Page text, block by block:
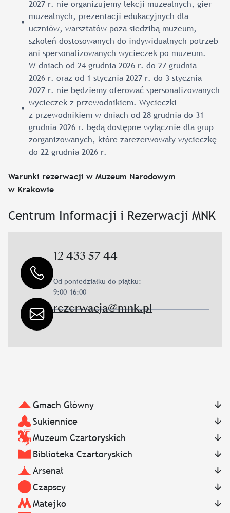
2027 r. nie organizujemy lekcji muzealnych, gier
muzealnych, prezentacji edukacyjnych dla
uczniów, warsztatów poza siedzibą muzeum,
szkoleń dostosowanych do indywidualnych potrzeb
ani spersonalizowanych wycieczek po muzeum.
W dniach od 24 grudnia 2026 r. do 27 grudnia
2026 r. oraz od 1 stycznia 2027 r. do 3 stycznia
2027 r. nie będziemy oferować spersonalizowanych
wycieczek z przewodnikiem. Wycieczki
z przewodnikiem w dniach od 28 grudnia do 31
grudnia 2026 r. będą dostępne wyłącznie dla grup
zorganizowanych, które zarezerwowały wycieczkę
do 22 grudnia 2026 r.
Warunki rezerwacji w Muzeum Narodowym
w Krakowie
Centrum Informacji i Rezerwacji MNK
12 433 57 44
Od poniedziałku do piątku:
9:00–16:00
rezerwacja@mnk.pl
Gmach Główny
Sukiennice
Muzeum Czartoryskich
Biblioteka Czartoryskich
Arsenał
Czapscy
Matejko